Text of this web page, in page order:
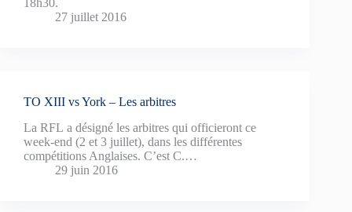
18h30.
27 juillet 2016
TO XIII vs York – Les arbitres
La RFL a désigné les arbitres qui officieront ce
week-end (2 et 3 juillet), dans les différentes
compétitions Anglaises. C’est C.…
29 juin 2016